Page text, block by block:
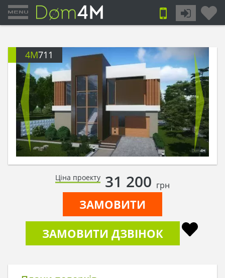
4M711
Ціна проекту 31 200 грн
ЗАМОВИТИ
ЗАМОВИТИ ДЗВІНОК